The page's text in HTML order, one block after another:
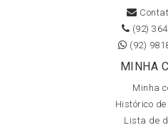
(92)
(92)
MINHA
Minha
Histórico
Lista de